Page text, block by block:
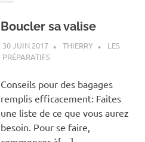
Boucler sa valise
30 JUIN 2017 THIERRY
LES
PRÉPARATIFS
Conseils pour des bagages
remplis efficacement: Faites
une liste de ce que vous aurez
besoin. Pour se faire,